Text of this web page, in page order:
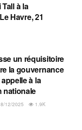
à la
Havre, 21
un réquisitoire
la gouvernance
à la
nationale
12/2025 1.9K